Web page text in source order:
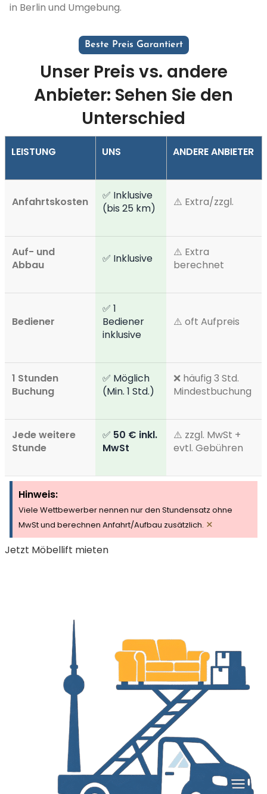
in Berlin und Umgebung.
Beste Preis Garantiert
Unser Preis vs. andere
Anbieter: Sehen Sie den
Unterschied
LEISTUNG UNS ANDERE ANBIETER
Anfahrtskosten
✅ Inklusive
(bis 25 km)
⚠️ Extra/zzgl.
Auf- und
Abbau
✅ Inklusive
⚠️ Extra
berechnet
Bediener
✅ 1
Bediener
inklusive
⚠️ oft Aufpreis
1 Stunden
Buchung
✅ Möglich
(Min. 1 Std.)
❌ häufig 3 Std.
Mindestbuchung
Jede weitere
Stunde
✅ 50 € inkl.
MwSt
⚠️ zzgl. MwSt +
evtl. Gebühren
Hinweis:
Viele Wettbewerber nennen nur den Stundensatz ohne
MwSt und berechnen Anfahrt/Aufbau zusätzlich. ×
Jetzt Möbellift mieten